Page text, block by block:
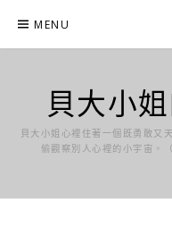
content
MENU
貝大小
貝大小姐心裡住著一個既勇敢又
偷觀察別人心裡的小宇宙。